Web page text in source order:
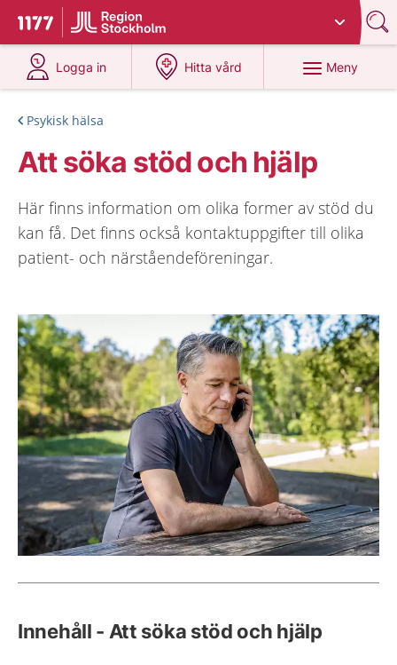
Till startsidan för 1177
Du har valt region
Logga in
på 1177.se
Hitta vård
på 1177.se
Meny
Psykisk hälsa
Att söka stöd och hjälp
Här finns information om olika former av stöd du
kan få. Det finns också kontaktuppgifter till olika
patient- och närståendeföreningar.
Innehåll - Att söka stöd och hjälp